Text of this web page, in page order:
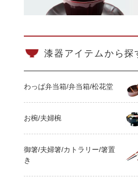
漆器アイテムから探
わっぱ弁当箱/弁当箱/松花堂
お椀/夫婦椀
御箸/夫婦箸/カトラリー/箸置
き